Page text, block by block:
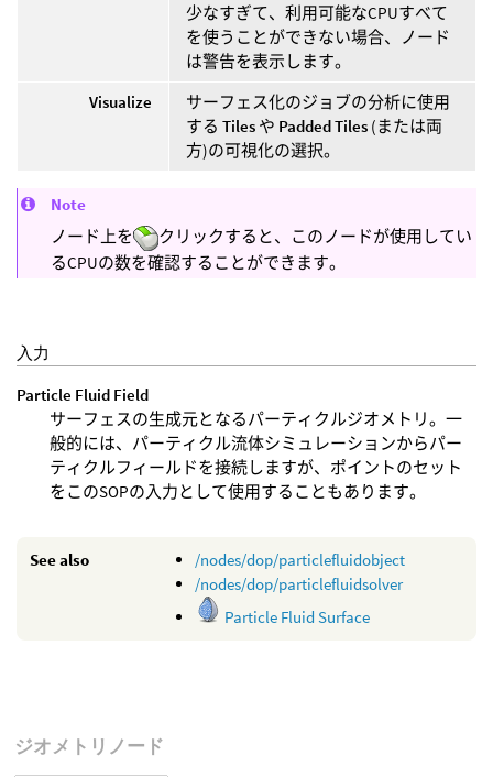
少なすぎて、利用可能なCPUすべて
を使うことができない場合、ノード
は警告を表示します。
Visualize
サーフェス化のジョブの分析に使用
する Tiles や Padded Tiles (または両
方)の可視化の選択。
Note
ノード上を
クリックすると、このノードが使用してい
るCPUの数を確認することができます。
入力
Particle Fluid Field
サーフェスの生成元となるパーティクルジオメトリ。一
般的には、パーティクル流体シミュレーションからパー
ティクルフィールドを接続しますが、ポイントのセット
をこのSOPの入力として使用することもあります。
See also
/nodes/dop/particlefluidobject
/nodes/dop/particlefluidsolver
Particle Fluid Surface
ジオメトリノード